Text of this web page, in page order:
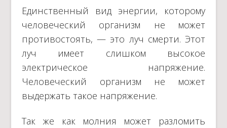
Единственный вид энергии, которому
человеческий организм не может
противостоять, — это луч смерти. Этот
луч имеет слишком высокое
электрическое напряжение.
Человеческий организм не может
выдержать такое напряжение.
Так же как молния может разломить